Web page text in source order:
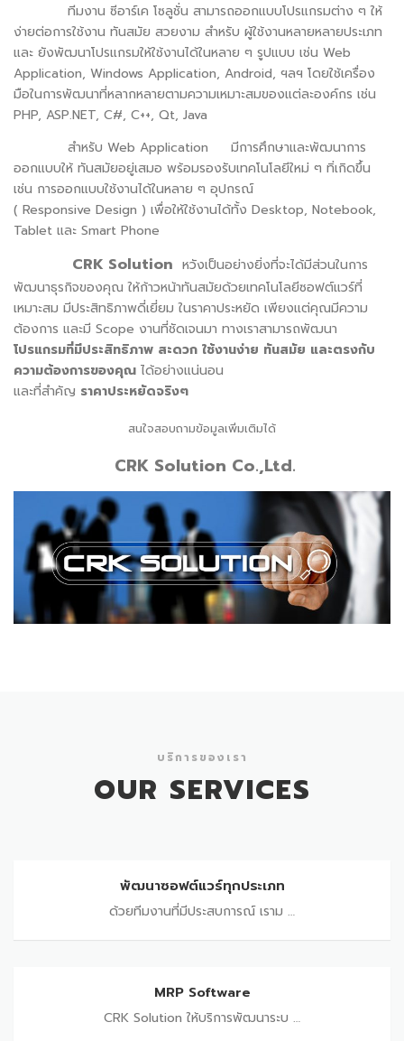
ทีมงาน ซีอาร์เค โซลูชั่น สามารถออกแบบโปรแกรมต่าง ๆ ให้
ง่ายต่อการใช้งาน ทันสมัย สวยงาม สำหรับ ผู้ใช้งานหลายหลายประเภท
และ ยังพัฒนาโปรแกรมให้ใช้งานได้ในหลาย ๆ รูปแบบ เช่น Web
Application, Windows Application, Android, ฯลฯ โดยใช้เครื่อง
มือในการพัฒนาที่หลากหลายตามความเหมาะสมของแต่ละองค์กร เช่น
PHP, ASP.NET, C#, C++, Qt, Java
สำหรับ Web Application มีการศึกษาและพัฒนาการ
ออกแบบให้ ทันสมัยอยู่เสมอ พร้อมรองรับเทคโนโลยีใหม่ ๆ ทิ่เกิดขึ้น
เช่น การออกแบบใช้งานได้ในหลาย ๆ อุปกรณ์
( Responsive Design ) เพื่อให้ใช้งานได้ทั้ง Desktop, Notebook,
Tablet และ Smart Phone
CRK Solution หวังเป็นอย่างยิ่งที่จะได้มีส่วนในการ
พัฒนาธุรกิจของคุณ ให้ก้าวหน้าทันสมัยด้วยเทคโนโลยีซอฟต์แวร์ที่
เหมาะสม มีประสิทธิภาพดี่เยี่ยม ในราคาประหยัด เพียงแต่คุณมีความ
ต้องการ และมี Scope งานที่ชัดเจนมา ทางเราสามารถพัฒนา
โปรแกรมที่มีประสิทธิภาพ สะดวก ใช้งานง่าย ทันสมัย และตรงกับ
ความต้องการของคุณ ได้อย่างแน่นอน
และที่สำคัญ ราคาประหยัดจริงๆ
สนใจสอบถามข้อมูลเพิ่มเติมได้
CRK Solution Co.,Ltd.
บริการของเรา
OUR SERVICES
พัฒนาซอฟต์แวร์ทุกประเภทพัฒนาซอฟต์แวร์ทุกประเภท
ด้วยทีมงานที่มีประสบการณ์ เราม …
MRP Software
CRK Solution ให้บริการพัฒนาระบ …